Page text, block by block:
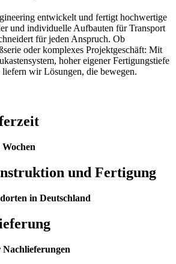
entwickelt und fertigt hochwertige
und individuelle Aufbauten für Transport
für jeden Anspruch. Ob
oder komplexes Projektgeschäft: Mit
hoher eigener Fertigungstiefe
wir Lösungen, die bewegen.
und Fertigung
in Deutschland